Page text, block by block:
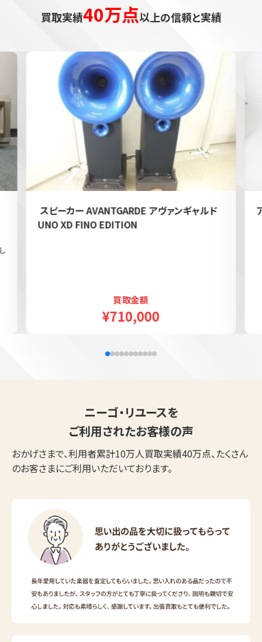
ウェブから1分
かんたん査定見積
フリーダイヤル
0120-1212-25
買取実績40万点以上の信頼と実績
スピーカー AVANTGARDE アヴァンギャルド
UNO XD FINO EDITION
買取金額
¥710,000
ニーゴ・リユースを
ご利用されたお客様の声
おかげさまで、利用者累計10万人買取実績40万点、たくさん
のお客さまにご利用いただいております。